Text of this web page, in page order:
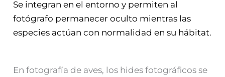
Se integran en el entorno y permiten al
fotógrafo permanecer oculto mientras las
especies actúan con normalidad en su hábitat.
En fotografía de aves, los hides fotográficos se